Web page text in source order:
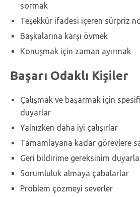
sormak
Teşekkür ifadesi içeren sürpriz
Başkalarına karşı övmek
Konuşmak için zaman ayırmak
Başarı Odaklı Kişiler
Çalışmak ve başarmak için
duyarlar
Yalnızken daha iyi çalışırlar
Tamamlayana kadar görevlere
Geri bildirime gereksinim
Sorumluluk almaya çabalarlar
Problem çözmeyi severler